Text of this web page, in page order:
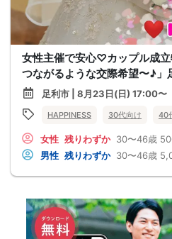
女性主催で安心♡カップル成
つながるような交際希望〜♪」
足利市 | 8月23日(日) 17:00〜
HAPPINESS 30代向け 40
女性 残りわずか 30〜46歳
男性 残りわずか 30〜46歳